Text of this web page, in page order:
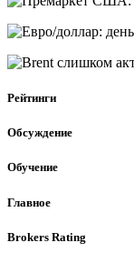
Рейтинги
Обсуждение
Обучение
Главное
Brokers Rating